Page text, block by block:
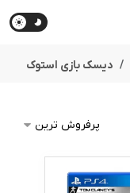
دیسک بازی استوک